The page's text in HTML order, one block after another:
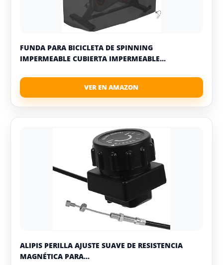
FUNDA PARA BICICLETA DE SPINNING
IMPERMEABLE CUBIERTA IMPERMEABLE...
ALIPIS PERILLA AJUSTE SUAVE DE RESISTENCIA
MAGNÉTICA PARA...